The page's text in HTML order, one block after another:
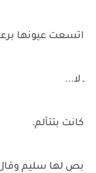
اتسعت عيونها
ـ لا...
كانت بتتألم.
بص لها سليم